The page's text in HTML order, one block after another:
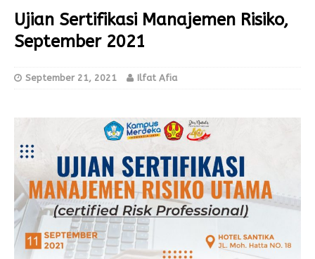
Ujian Sertifikasi Manajemen Risiko,
September 2021
September 21, 2021 Ilfat Afia